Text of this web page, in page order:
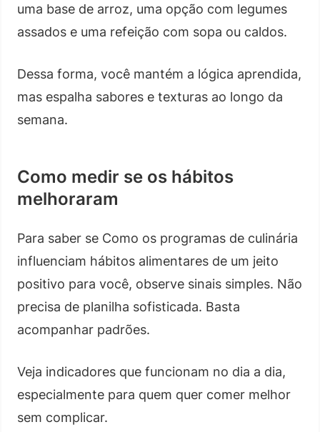
uma base de arroz, uma opção com legumes
assados e uma refeição com sopa ou caldos.
Dessa forma, você mantém a lógica aprendida,
mas espalha sabores e texturas ao longo da
semana.
Como medir se os hábitos
melhoraram
Para saber se Como os programas de culinária
influenciam hábitos alimentares de um jeito
positivo para você, observe sinais simples. Não
precisa de planilha sofisticada. Basta
acompanhar padrões.
Veja indicadores que funcionam no dia a dia,
especialmente para quem quer comer melhor
sem complicar.